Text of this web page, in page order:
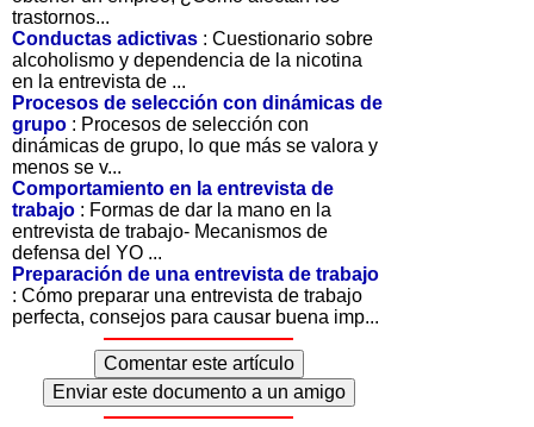
trastornos...
Conductas adictivas : Cuestionario sobre
alcoholismo y dependencia de la nicotina
en la entrevista de ...
Procesos de selección con dinámicas de
grupo : Procesos de selección con
dinámicas de grupo, lo que más se valora y
menos se v...
Comportamiento en la entrevista de
trabajo : Formas de dar la mano en la
entrevista de trabajo- Mecanismos de
defensa del YO ...
Preparación de una entrevista de trabajo
: Cómo preparar una entrevista de trabajo
perfecta, consejos para causar buena imp...